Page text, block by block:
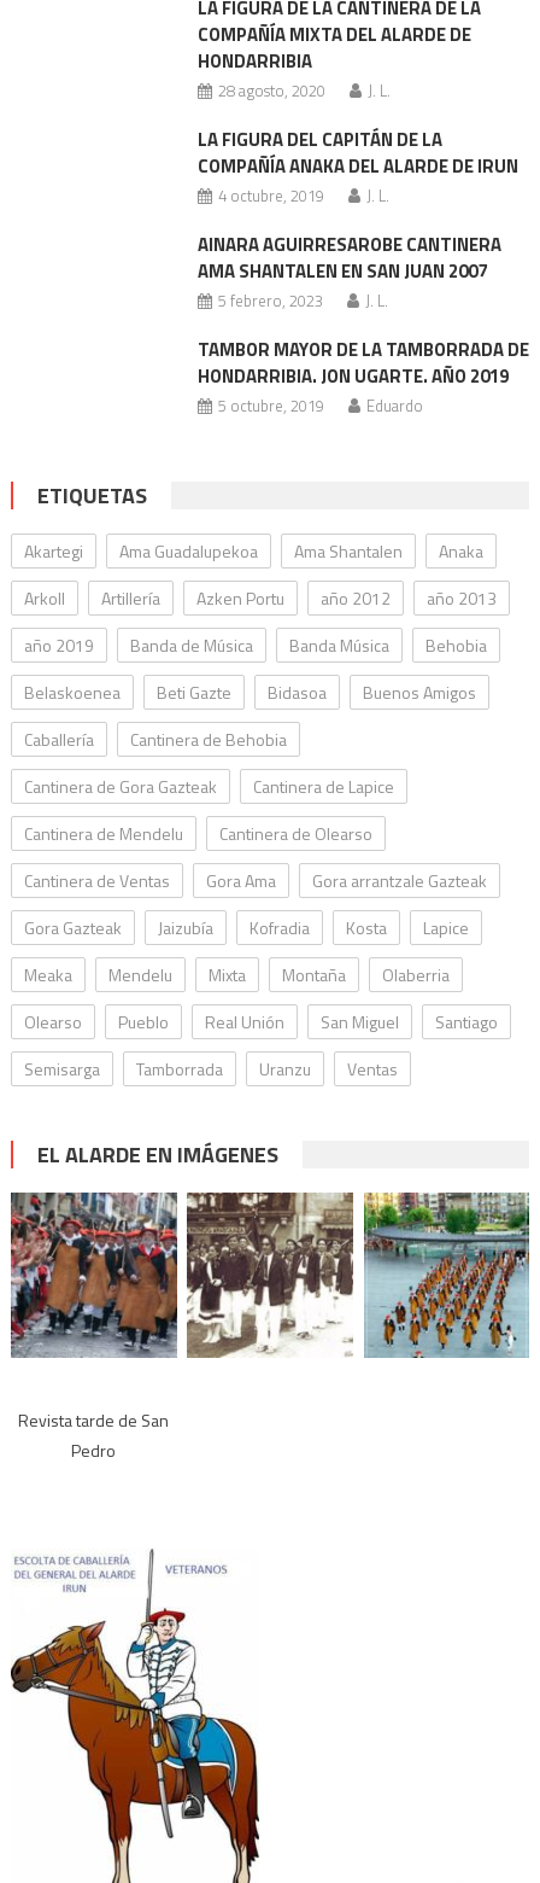
LA FIGURA DE LA CANTINERA DE LA
COMPAÑÍA MIXTA DEL ALARDE DE
HONDARRIBIA
28 agosto, 2020 J. L.
LA FIGURA DEL CAPITÁN DE LA
COMPAÑÍA ANAKA DEL ALARDE DE IRUN
4 octubre, 2019 J. L.
AINARA AGUIRRESAROBE CANTINERA
AMA SHANTALEN EN SAN JUAN 2007
5 febrero, 2023 J. L.
TAMBOR MAYOR DE LA TAMBORRADA DE
HONDARRIBIA. JON UGARTE. AÑO 2019
5 octubre, 2019 Eduardo
ETIQUETAS
Akartegi Ama Guadalupekoa Ama Shantalen
Anaka
Arkoll
Artillería Azken Portu año 2012
año 2013
año 2019
Banda de Música Banda Música
Behobia
Belaskoenea
Beti Gazte Bidasoa
Buenos Amigos
Caballería
Cantinera de Behobia
Cantinera de Gora Gazteak
Cantinera de Lapice
Cantinera de Mendelu
Cantinera de Olearso
Cantinera de Ventas
Gora Ama
Gora arrantzale Gazteak
Gora Gazteak
Jaizubía Kofradia Kosta
Lapice
Meaka
Mendelu Mixta Montaña
Olaberria
Olearso
Pueblo Real Unión San Miguel
Santiago
Semisarga
Tamborrada Uranzu Ventas
EL ALARDE EN IMÁGENES
Revista tarde de San
Pedro